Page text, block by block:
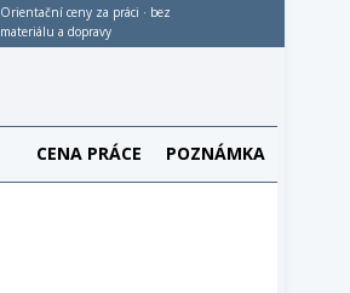
Orientační ceny za práci · bez
materiálu a dopravy
CENA PRÁCE POZNÁMKA